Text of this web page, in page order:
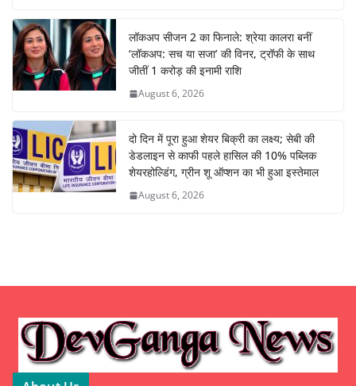
लॉकअप सीजन 2 का फिनाले: श्रेया कालरा बनीं
‘लॉकअप: सच या सजा’ की विनर, ट्रॉफी के साथ
जीतीं 1 करोड़ की इनामी राशि
August 6, 2026
दो दिन में पूरा हुआ शेयर बिक्री का लक्ष्य; सेबी की
डेडलाइन से काफी पहले हासिल की 10% पब्लिक
शेयरहोल्डिंग, ग्रीन शू ऑप्शन का भी हुआ इस्तेमाल
August 6, 2026